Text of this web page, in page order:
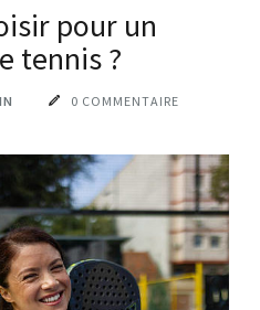
pour un
tennis ?
0 COMMENTAIRE